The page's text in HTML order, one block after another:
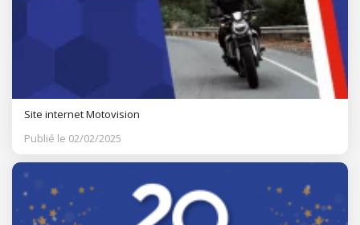
Site internet Motovision
Publié le 02/02/2025